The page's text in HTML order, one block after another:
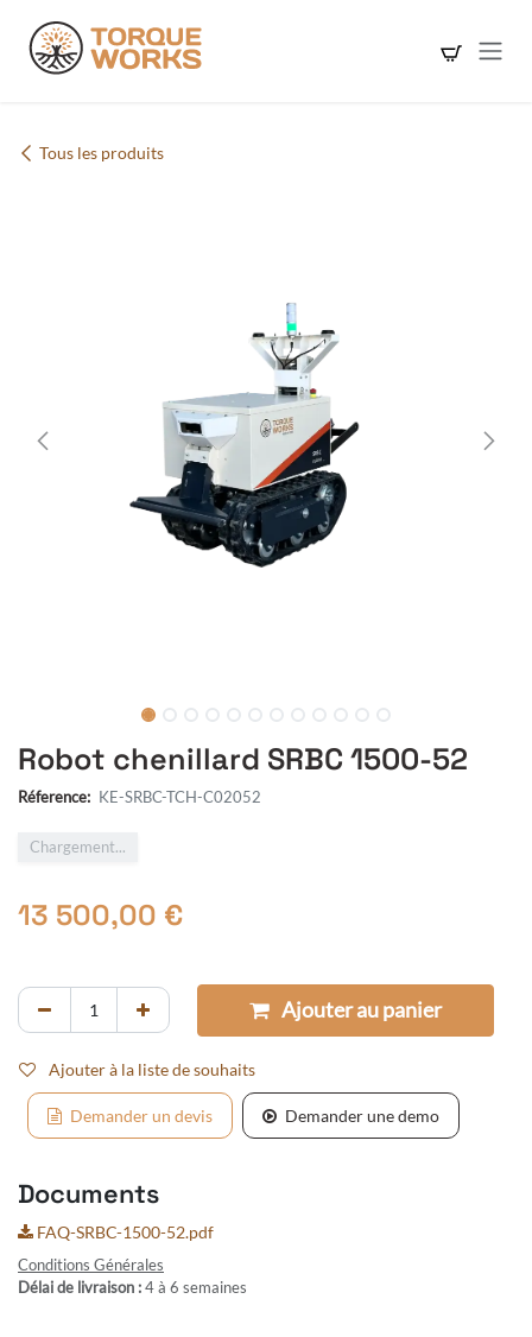
Tous les produits
Robot chenillard SRBC 1500-52
Réference: KE-SRBC-TCH-C02052
Chargement...
13 500,00 €
Ajouter au panier
Ajouter à la liste de souhaits
Demander un devis Demander une demo
Documents
FAQ-SRBC-1500-52.pdf
Conditions Générales
Délai de livraison :4 à 6 semaines